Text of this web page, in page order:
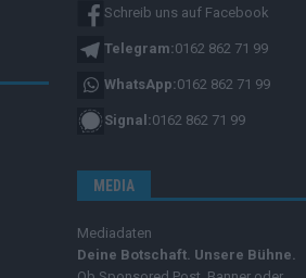
Schreib uns auf Facebook
Telegram:0162 862 71 99
WhatsApp:0162 862 71 99
Signal:0162 862 71 99
MEDIA
Mediadaten
Deine Botschaft. Unsere Bühne.